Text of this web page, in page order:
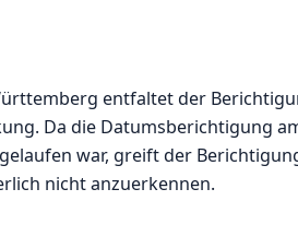
entfaltet der
Da die Datumsberichtigung
war, greift der
nicht anzuerkennen.